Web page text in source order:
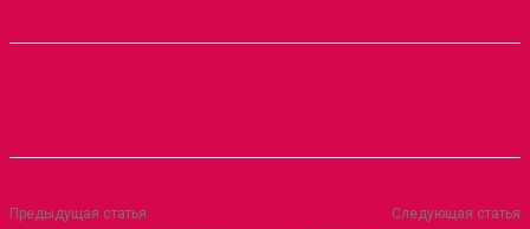
Предыдущая статья Следующая статья